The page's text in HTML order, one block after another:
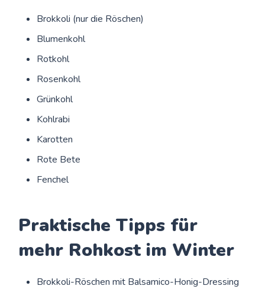
Brokkoli (nur die Röschen)
Blumenkohl
Rotkohl
Rosenkohl
Grünkohl
Kohlrabi
Karotten
Rote Bete
Fenchel
Praktische Tipps für
mehr Rohkost im Winter
Brokkoli-Röschen mit Balsamico-Honig-Dressing